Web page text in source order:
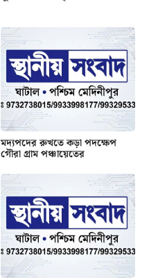
মদ্যপদের রুখতে কড়া পদক্ষেপ
গৌরা গ্রাম পঞ্চায়েতের